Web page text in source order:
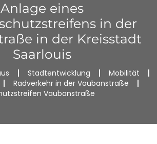
Anlage eines
in der
in der Kreisstadt
Saarlouis
Stadtentwicklung
Mobilität
Radverkehr in der Vaubanstraße
Vaubanstraße